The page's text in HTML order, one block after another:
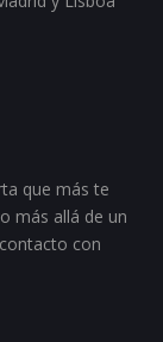
que más te
más allá de un
con